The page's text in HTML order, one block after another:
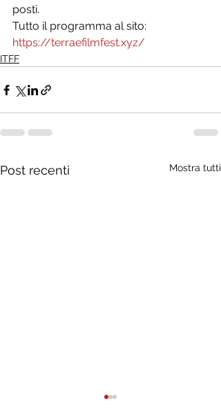
posti.
Tutto il programma al sito:
https://terraefilmfest.xyz/
ITFF
Post recenti Mostra tutti